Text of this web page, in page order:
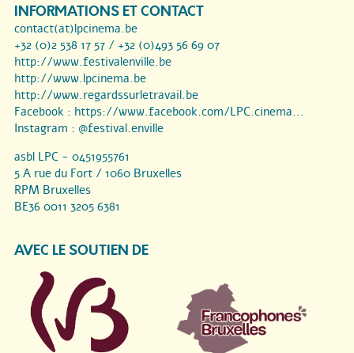
INFORMATIONS ET CONTACT
contact(at)lpcinema.be
+32 (0)2 538 17 57 / +32 (0)493 56 69 07
http://www.festivalenville.be
http://www.lpcinema.be
http://www.regardssurletravail.be
Facebook : https://www.facebook.com/LPC.cinema...
Instagram : @festival.enville
asbl LPC - 0451955761
5 A rue du Fort / 1060 Bruxelles
RPM Bruxelles
BE36 0011 3205 6381
AVEC LE SOUTIEN DE